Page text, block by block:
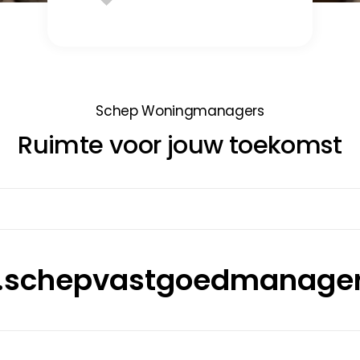
Schep Woningmanagers
Ruimte voor jouw toekomst